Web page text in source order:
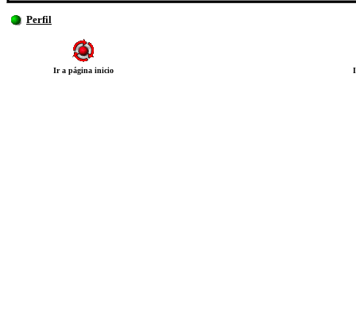
Perfil
Ir a página inicio